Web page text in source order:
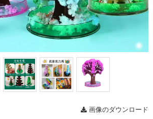
画像のダウンロード